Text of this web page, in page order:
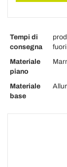
Tempi di
consegna
Materiale
piano
Materiale
base